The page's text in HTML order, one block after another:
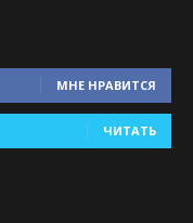
МНЕ НРАВИТСЯ
ЧИТАТЬ